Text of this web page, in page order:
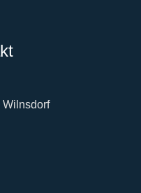
Wilnsdorf